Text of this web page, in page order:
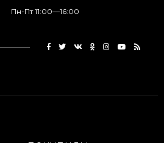
Пн-Пт 11:00—16:00